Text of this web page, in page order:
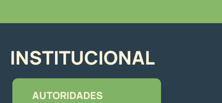
INSTITUCIONAL
AUTORIDADES